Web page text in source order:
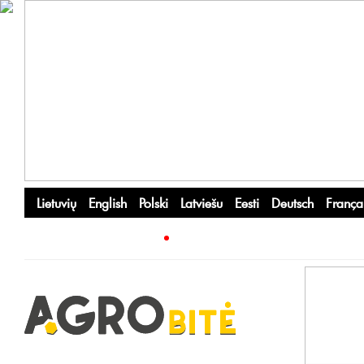
Lietuvių English Polski Latviešu Eesti Deutsch